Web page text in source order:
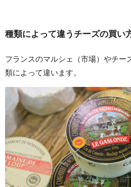
種類によって違うチーズの買い
フランスのマルシェ（市場）やチー
類によって違います。